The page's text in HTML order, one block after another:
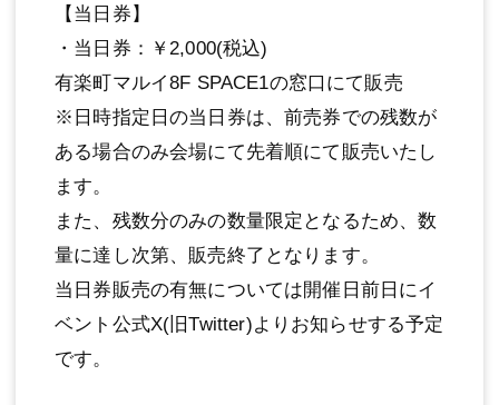
【当日券】
・当日券：￥2,000(税込)
有楽町マルイ8F SPACE1の窓口にて販売
※日時指定日の当日券は、前売券での残数が
ある場合のみ会場にて先着順にて販売いたし
ます。
また、残数分のみの数量限定となるため、数
量に達し次第、販売終了となります。
当日券販売の有無については開催日前日にイ
ベント公式X(旧Twitter)よりお知らせする予定
です。